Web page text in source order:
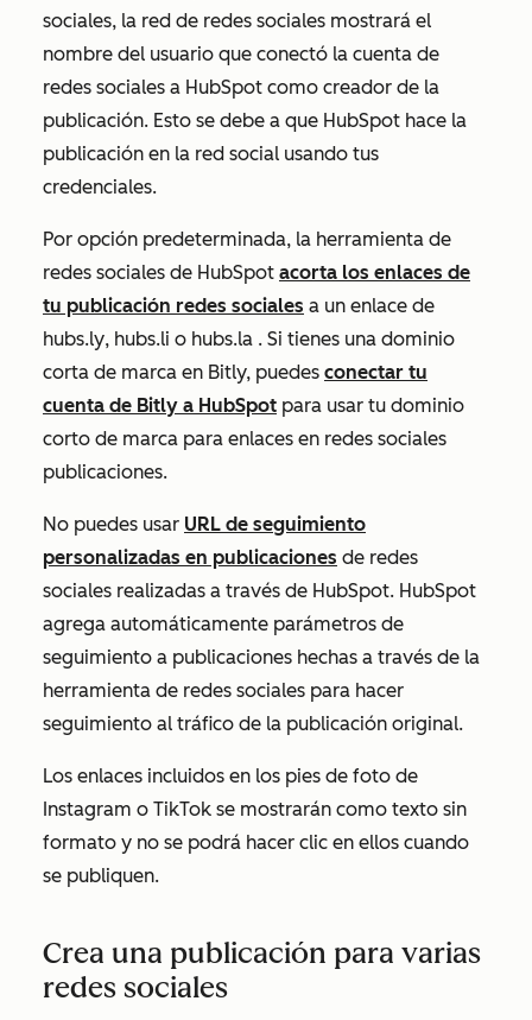
sociales, la red de redes sociales mostrará el
nombre del usuario que conectó la cuenta de
redes sociales a HubSpot como creador de la
publicación. Esto se debe a que HubSpot hace la
publicación en la red social usando tus
credenciales.
Por opción predeterminada, la herramienta de
redes sociales de HubSpot acorta los enlaces de
tu publicación redes sociales a un enlace de
hubs.ly, hubs.li o hubs.la . Si tienes una dominio
corta de marca en Bitly, puedes conectar tu
cuenta de Bitly a HubSpot para usar tu dominio
corto de marca para enlaces en redes sociales
publicaciones.
No puedes usar URL de seguimiento
personalizadas en publicaciones de redes
sociales realizadas a través de HubSpot. HubSpot
agrega automáticamente parámetros de
seguimiento a publicaciones hechas a través de la
herramienta de redes sociales para hacer
seguimiento al tráfico de la publicación original.
Los enlaces incluidos en los pies de foto de
Instagram o TikTok se mostrarán como texto sin
formato y no se podrá hacer clic en ellos cuando
se publiquen.
Crea una publicación para varias
redes sociales